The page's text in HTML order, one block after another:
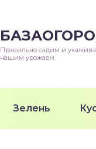
Правильно садим и
нашим урожаем.
Зелень